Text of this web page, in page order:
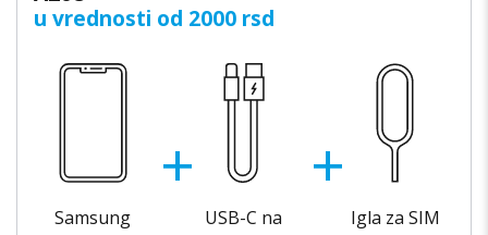
u vrednosti od 2000 rsd
Samsung
USB-C na
Igla za SIM